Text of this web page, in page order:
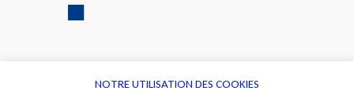
NOTRE UTILISATION DES COOKIES